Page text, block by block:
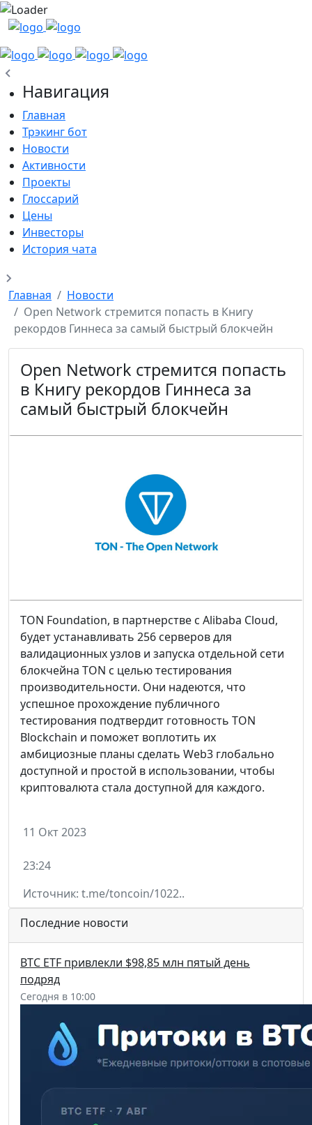
Навигация
Главная
Трэкинг бот
Новости
Активности
Проекты
Глоссарий
Цены
Инвесторы
История чата
Главная
Новости
Open Network стремится попасть в Книгу
рекордов Гиннеса за самый быстрый блокчейн
Open Network стремится попасть
в Книгу рекордов Гиннеса за
самый быстрый блокчейн
TON Foundation, в партнерстве с Alibaba Cloud,
будет устанавливать 256 серверов для
валидационных узлов и запуска отдельной сети
блокчейна TON с целью тестирования
производительности. Они надеются, что
успешное прохождение публичного
тестирования подтвердит готовность TON
Blockchain и поможет воплотить их
амбициозные планы сделать Web3 глобально
доступной и простой в использовании, чтобы
криптовалюта стала доступной для каждого.
11 Окт 2023
23:24
Источник: t.me/toncoin/1022..
Последние новости
BTC ETF привлекли $98,85 млн пятый день
подряд
Сегодня в 10:00